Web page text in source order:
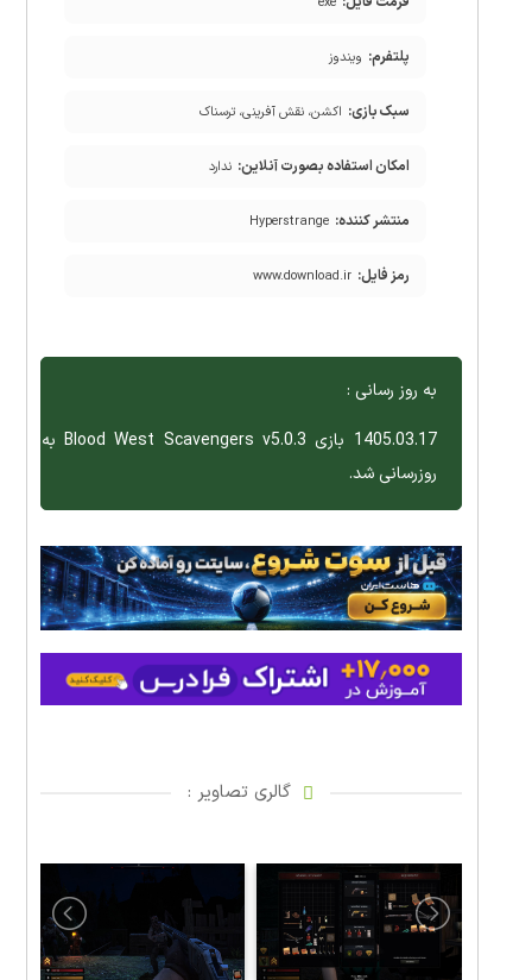
پلتفرم: ویندوز
سبک بازی: اکشن، نقش آفرینی، ترسناک
امکان استفاده بصورت آنلاین: ندارد
منتشر کننده: Hyperstrange
رمز فایل: www.download.ir
به روز رسانی :
1405.03.17 بازی Blood West Scavengers v5.0.3 به
روزرسانی شد.
گالری تصاویر :